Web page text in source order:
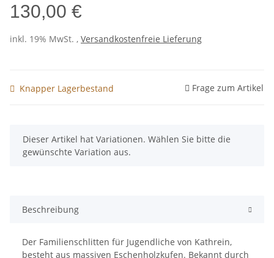
130,00 €
inkl. 19% MwSt. , Versandkostenfreie Lieferung
Knapper Lagerbestand Frage zum Artikel
x
Dieser Artikel hat Variationen. Wählen Sie bitte die
gewünschte Variation aus.
Beschreibung
Der Familienschlitten für Jugendliche von Kathrein,
besteht aus massiven Eschenholzkufen. Bekannt durch